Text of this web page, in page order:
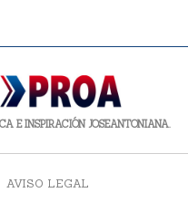
E INSPIRACIÓN JOSEANTONIANA.
AVISO LEGAL